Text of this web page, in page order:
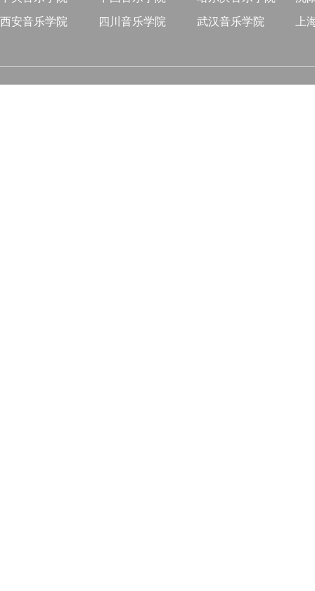
西安音乐学院
四川音乐学院 武汉音乐学院 上